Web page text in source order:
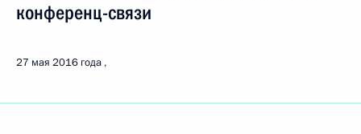
конференц-связи
27 мая 2016 года